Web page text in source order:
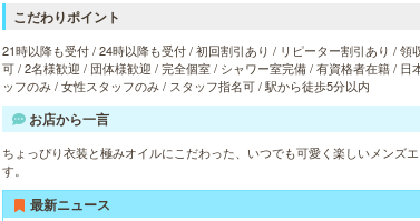
こだわりポイント
21時以降も受付 / 24時以降も受付 / 初回割引あり / リピーター割引あり / 領
可 / 2名様歓迎 / 団体様歓迎 / 完全個室 / シャワー室完備 / 有資格者在籍 / 日
ッフのみ / 女性スタッフのみ / スタッフ指名可 / 駅から徒歩5分以内
お店から一言
ちょっぴり衣装と極みオイルにこだわった、いつでも可愛く楽しいメンズ
す。
最新ニュース